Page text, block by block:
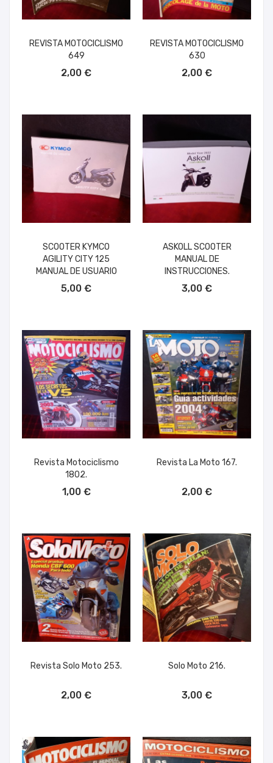
REVISTA MOTOCICLISMO
649
2,00 €
REVISTA MOTOCICLISMO
630
2,00 €
SCOOTER KYMCO
AGILITY CITY 125
MANUAL DE USUARIO
5,00 €
ASKOLL SCOOTER
MANUAL DE
INSTRUCCIONES.
3,00 €
Revista Motociclismo
1802.
1,00 €
Revista La Moto 167.
2,00 €
Revista Solo Moto 253.
2,00 €
Solo Moto 216.
3,00 €